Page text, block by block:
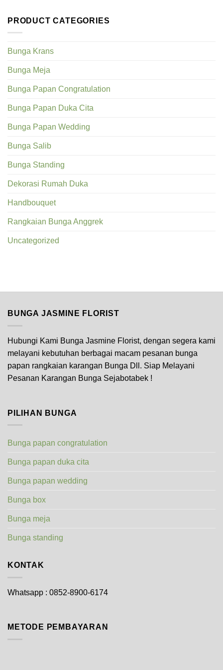
PRODUCT CATEGORIES
Bunga Krans
Bunga Meja
Bunga Papan Congratulation
Bunga Papan Duka Cita
Bunga Papan Wedding
Bunga Salib
Bunga Standing
Dekorasi Rumah Duka
Handbouquet
Rangkaian Bunga Anggrek
Uncategorized
BUNGA JASMINE FLORIST
Hubungi Kami Bunga Jasmine Florist, dengan segera kami
melayani kebutuhan berbagai macam pesanan bunga
papan rangkaian karangan Bunga Dll. Siap Melayani
Pesanan Karangan Bunga Sejabotabek !
PILIHAN BUNGA
Bunga papan congratulation
Bunga papan duka cita
Bunga papan wedding
Bunga box
Bunga meja
Bunga standing
KONTAK
Whatsapp : 0852-8900-6174
METODE PEMBAYARAN